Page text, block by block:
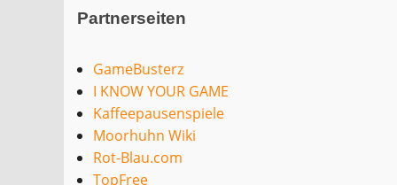
Partnerseiten
GameBusterz
I KNOW YOUR GAME
Kaffeepausenspiele
Moorhuhn Wiki
Rot-Blau.com
TopFree